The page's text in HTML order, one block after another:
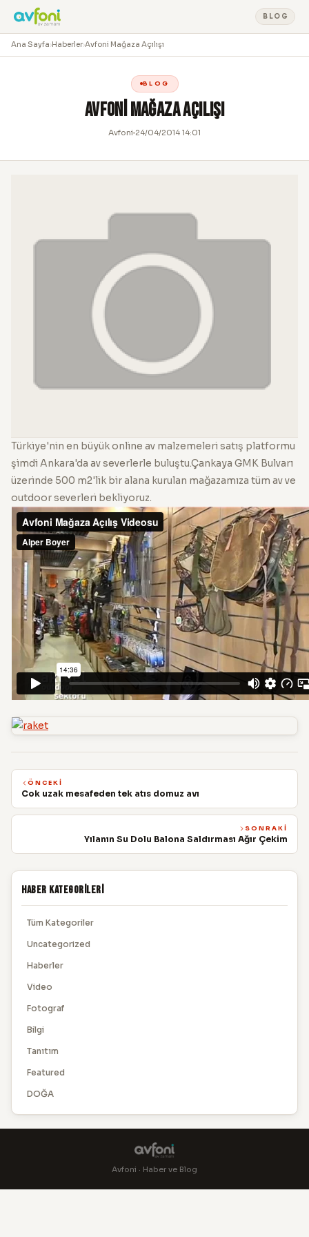
BLOG
Ana Sayfa›Haberler›Avfoni Mağaza Açılışı
BLOG
Avfoni Mağaza Açılışı
Avfoni 24/04/2014 14:01
Türkiye'nin en büyük online av malzemeleri satış platformu
şimdi Ankara'da av severlerle buluştu.Çankaya GMK Bulvarı
üzerinde 500 m2'lik bir alana kurulan mağazamıza tüm av ve
outdoor severleri bekliyoruz.
ÖNCEKI
Cok uzak mesafeden tek atıs domuz avı
SONRAKI
Yılanın Su Dolu Balona Saldırması Ağır Çekim
Haber Kategorileri
Tüm Kategoriler
Uncategorized
Haberler
Video
Fotograf
Bilgi
Tanıtım
Featured
DOĞA
Avfoni · Haber ve Blog